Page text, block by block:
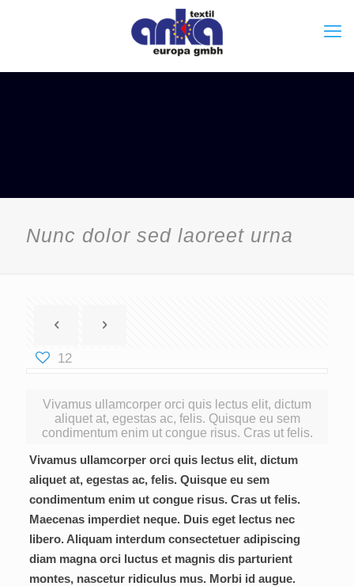
Nunc dolor sed laoreet urna
12
Vivamus ullamcorper orci quis lectus elit, dictum
aliquet at, egestas ac, felis. Quisque eu sem
condimentum enim ut congue risus. Cras ut felis.
Vivamus ullamcorper orci quis lectus elit, dictum
aliquet at, egestas ac, felis. Quisque eu sem
condimentum enim ut congue risus. Cras ut felis.
Maecenas imperdiet neque. Duis eget lectus nec
libero. Aliquam interdum consectetuer adipiscing
diam magna orci luctus et magnis dis parturient
montes, nascetur ridiculus mus. Morbi id augue.